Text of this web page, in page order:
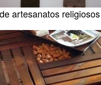
artesanatos religiosos